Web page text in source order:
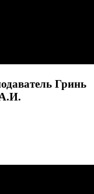
Гринь